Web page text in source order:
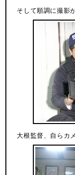
そして順調に撮影
大根監督、自らカ